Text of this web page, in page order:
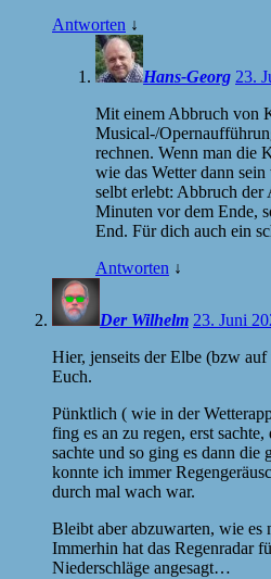
Antworten ↓
Hans-Georg 23.
Mit einem Abbruch von
Musical-/
rechnen. Wenn man die
wie das Wetter dann
selbt erlebt: Abbruch
Minuten vor dem Ende,
End. Für dich auch ein
Antworten ↓
Der Wilhelm 23. Juni
Hier, jenseits der Elbe (bzw
Euch.
Pünktlich ( wie in der
fing es an zu regen, erst
sachte und so ging es dann die
konnte ich immer
durch mal wach war.
Bleibt aber abzuwarten, wie es
Immerhin hat das Regenradar
Niederschläge angesagt…